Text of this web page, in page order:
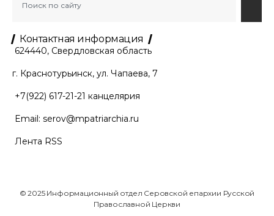
Контактная информация
624440, Свердловская область
г. Краснотурьинск, ул. Чапаева, 7
+7(922) 617-21-21 канцелярия
Email: serov@mpatriarchia.ru
Лента RSS
© 2025 Информационный отдел Серовской епархии Русской
Православной Церкви